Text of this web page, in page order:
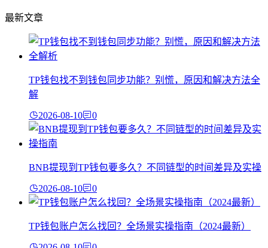
最新文章
TP钱包找不到钱包同步功能？别慌，原因和解决方法全
解
2026-08-10 0
BNB提现到TP钱包要多久？不同链型的时间差异及实操
2026-08-10 0
TP钱包账户怎么找回？全场景实操指南（2024最新）